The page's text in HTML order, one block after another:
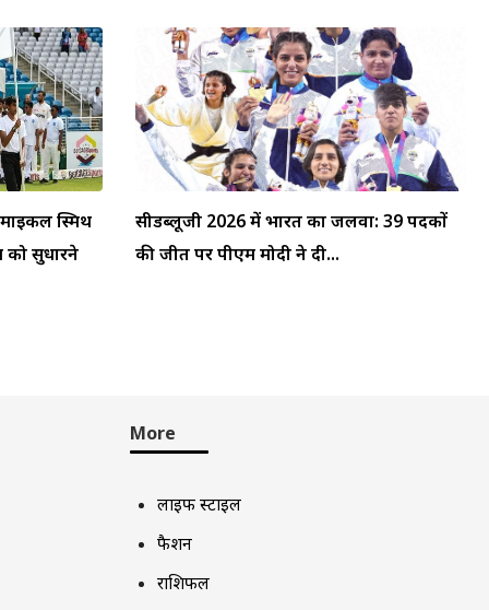
स्मिथ
को सुधारने
सीडब्लूजी 2026 में भारत का जलवा: 39 पदकों
की जीत पर पीएम मोदी ने दी...
More
लाइफ स्टाइल
फैशन
राशिफल